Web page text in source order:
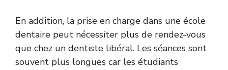
En addition, la prise en charge dans une école
dentaire peut nécessiter plus de rendez-vous
que chez un dentiste libéral. Les séances sont
souvent plus longues car les étudiants